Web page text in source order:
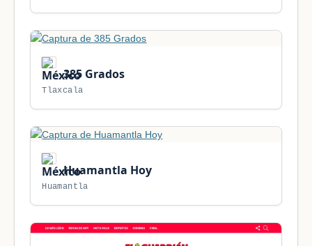
385 Grados
Tlaxcala
Huamantla Hoy
Huamantla